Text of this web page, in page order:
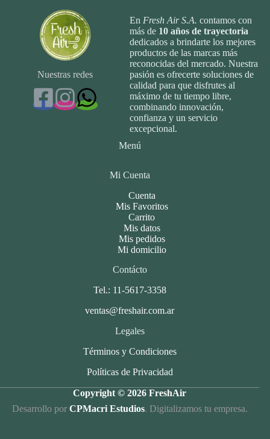
Nuestras redes
EnFresh Air S.A. contamos con
más de 10 años de trayectoria
dedicados a brindarte los mejores
productos de las marcas más
reconocidas del mercado. Nuestra
pasión es ofrecerte soluciones de
calidad para que disfrutes al
máximo de tu tiempo libre,
combinando innovación,
confianza y un servicio
excepcional.
Menú
Mi Cuenta
Cuenta
Mis Favoritos
Carrito
Mis datos
Mis pedidos
Mi domicilio
Contácto
Tel.: 11-5617-3358
ventas@freshair.com.ar
Legales
Términos y Condiciones
Políticas de Privacidad
Copyright © 2026 FreshAir
Desarrollo por CPMacri Estudios. Digitalizamos tu empresa.